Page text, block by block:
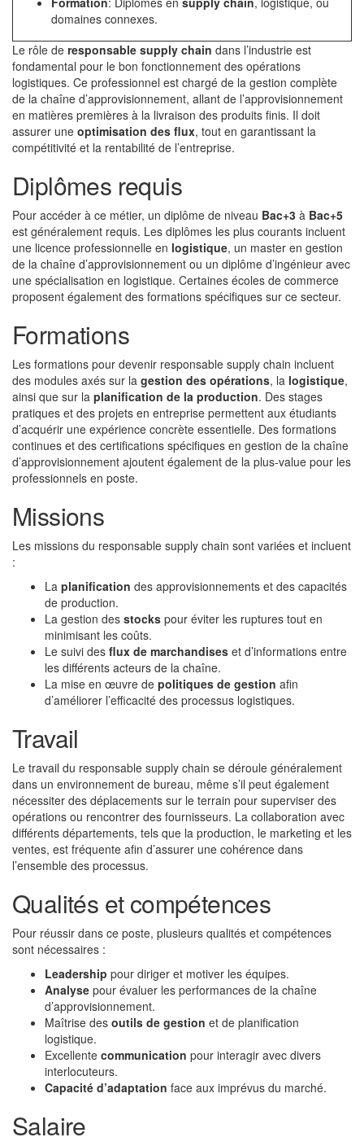
domaines connexes.
Le rôle de responsable supply chain dans l’industrie est
fondamental pour le bon fonctionnement des opérations
logistiques. Ce professionnel est chargé de la gestion complète
de la chaîne d’approvisionnement, allant de l’approvisionnement
en matières premières à la livraison des produits finis. Il doit
assurer une optimisation des flux, tout en garantissant la
compétitivité et la rentabilité de l’entreprise.
Diplômes requis
Pour accéder à ce métier, un diplôme de niveau Bac+3 à Bac+5
est généralement requis. Les diplômes les plus courants incluent
une licence professionnelle en logistique, un master en gestion
de la chaîne d’approvisionnement ou un diplôme d’ingénieur avec
une spécialisation en logistique. Certaines écoles de commerce
proposent également des formations spécifiques sur ce secteur.
Formations
Les formations pour devenir responsable supply chain incluent
des modules axés sur la gestion des opérations, la logistique,
ainsi que sur la planification de la production. Des stages
pratiques et des projets en entreprise permettent aux étudiants
d’acquérir une expérience concrète essentielle. Des formations
continues et des certifications spécifiques en gestion de la chaîne
d’approvisionnement ajoutent également de la plus-value pour les
professionnels en poste.
Missions
Les missions du responsable supply chain sont variées et incluent
:
La planification des approvisionnements et des capacités
de production.
La gestion des stocks pour éviter les ruptures tout en
minimisant les coûts.
Le suivi des flux de marchandises et d’informations entre
les différents acteurs de la chaîne.
La mise en œuvre de politiques de gestion afin
d’améliorer l’efficacité des processus logistiques.
Travail
Le travail du responsable supply chain se déroule généralement
dans un environnement de bureau, même s’il peut également
nécessiter des déplacements sur le terrain pour superviser des
opérations ou rencontrer des fournisseurs. La collaboration avec
différents départements, tels que la production, le marketing et les
ventes, est fréquente afin d’assurer une cohérence dans
l’ensemble des processus.
Qualités et compétences
Pour réussir dans ce poste, plusieurs qualités et compétences
sont nécessaires :
Leadership pour diriger et motiver les équipes.
Analyse pour évaluer les performances de la chaîne
d’approvisionnement.
Maîtrise des outils de gestion et de planification
logistique.
Excellente communication pour interagir avec divers
interlocuteurs.
Capacité d’adaptation face aux imprévus du marché.
Salaire